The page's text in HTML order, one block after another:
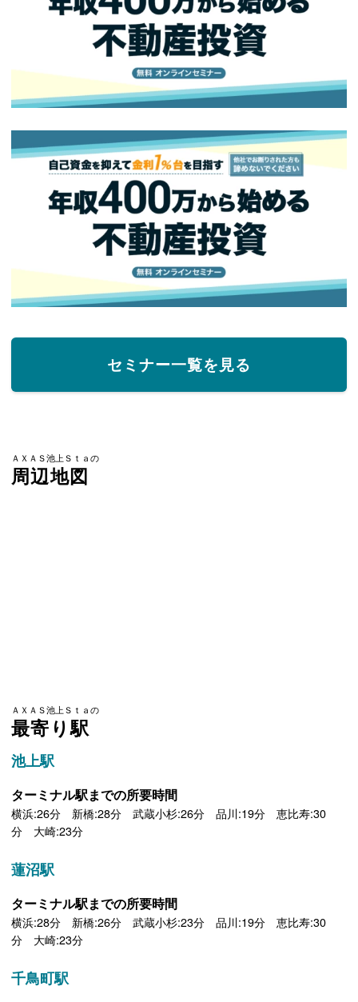
セミナー一覧を見る
ＡＸＡＳ池上Ｓｔａの
周辺地図
ＡＸＡＳ池上Ｓｔａの
最寄り駅
池上駅
ターミナル駅までの所要時間
横浜:26分 新橋:28分 武蔵小杉:26分 品川:19分 恵比寿:30
分 大崎:23分
蓮沼駅
ターミナル駅までの所要時間
横浜:28分 新橋:26分 武蔵小杉:23分 品川:19分 恵比寿:30
分 大崎:23分
千鳥町駅